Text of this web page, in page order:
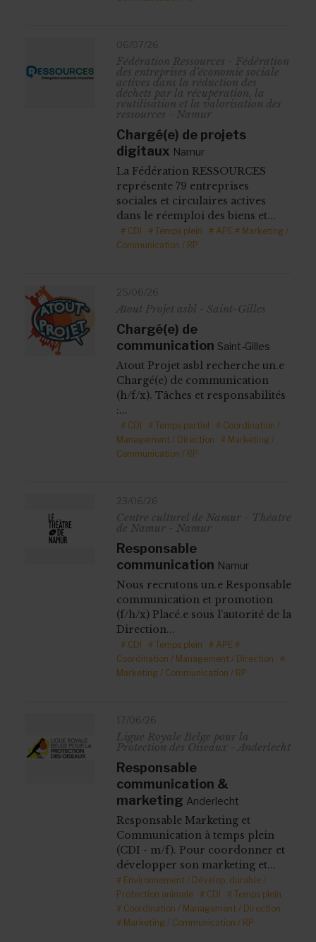
06/07/26
Fédération Ressources - Fédération
des entreprises d'économie sociale
actives dans la réduction des
déchets par la récupération, la
réutilisation et la valorisation des
ressources - Namur
Chargé(e) de projets
digitaux Namur
La Fédération RESSOURCES
représente 79 entreprises
sociales et circulaires actives
dans le réemploi des biens et...
# CDI # Temps plein # APE # Marketing /
Communication / RP
25/06/26
Atout Projet asbl - Saint-Gilles
Chargé(e) de
communication Saint-Gilles
Atout Projet asbl recherche un.e
Chargé(e) de communication
(h/f/x). Tâches et responsabilités
:...
# CDI # Temps partiel
# Coordination /
Management / Direction
# Marketing /
Communication / RP
23/06/26
Centre culturel de Namur - Théatre
de Namur - Namur
Responsable
communication Namur
Nous recrutons un.e Responsable
communication et promotion
(f/h/x) Placé.e sous l’autorité de la
Direction...
# CDI # Temps plein # APE #
Coordination / Management / Direction
#
Marketing / Communication / RP
17/06/26
Ligue Royale Belge pour la
Protection des Oiseaux - Anderlecht
Responsable
communication &
marketing Anderlecht
Responsable Marketing et
Communication à temps plein
(CDI - m/f). Pour coordonner et
développer son marketing et...
# Environnement / Dévelop. durable /
Protection animale # CDI
# Temps plein
# Coordination / Management / Direction
# Marketing / Communication / RP